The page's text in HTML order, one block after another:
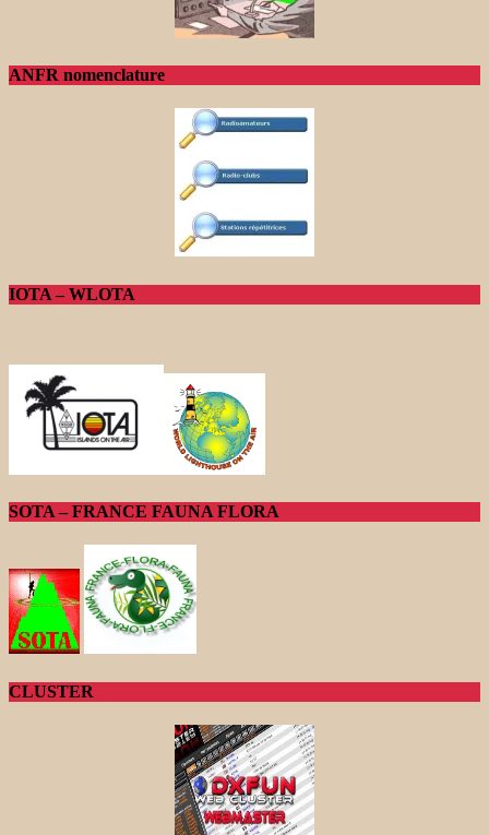
ANFR nomenclature
IOTA – WLOTA
SOTA – FRANCE FAUNA FLORA
CLUSTER